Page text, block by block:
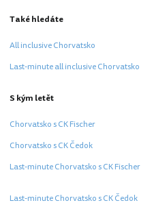
Také hledáte
All inclusive Chorvatsko
Last-minute all inclusive Chorvatsko
S kým letět
Chorvatsko s CK Fischer
Chorvatsko s CK Čedok
Last-minute Chorvatsko s CK Fischer
Last-minute Chorvatsko s CK Čedok